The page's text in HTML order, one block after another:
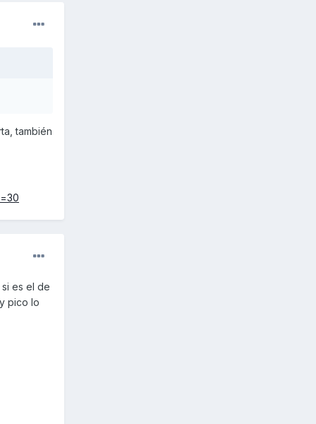
también
es el de
pico lo